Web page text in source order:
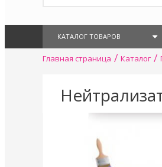
КАТАЛОГ ТОВАРОВ
Главная страница / Каталог /